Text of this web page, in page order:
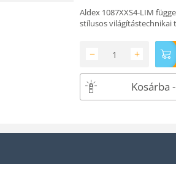
Aldex 1087XXS4-LIM
stílusos világítástechnikai
+
−
Kosárba